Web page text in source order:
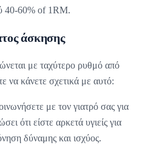
40-60% of 1RM.
άσκησης
με ταχύτερο ρυθμό από
να κάνετε σχετικά με αυτό:
με τον γιατρό σας για
ότι είστε αρκετά υγιείς για
δύναμης και ισχύος.